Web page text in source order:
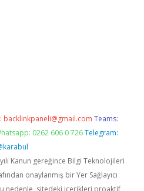
backlinkpaneli@gmail.com Teams:
0262 606 0 726 Telegram:
Kanun gereğince Bilgi Teknolojileri
onaylanmış bir Yer Sağlayıcı
nedenle, sitedeki içerikleri proaktif